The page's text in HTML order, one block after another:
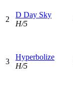
2
D Day Sky
H/5
3
Hyperbolize
H/5